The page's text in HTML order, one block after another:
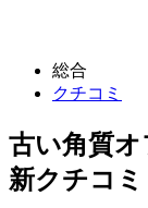
総合
クチコミ
古い角質
新クチコミ